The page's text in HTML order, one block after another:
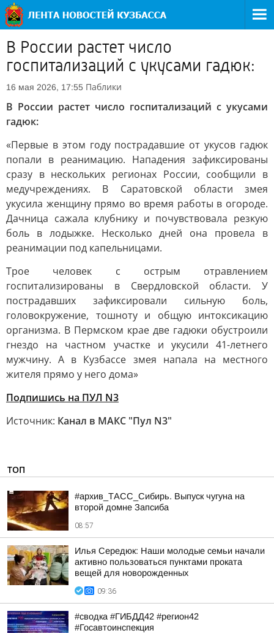
В России растет число
госпитализаций с укусами гадюк:
16 мая 2026, 17:55 Паблики
В России растет число госпитализаций с укусами
гадюк:
«Первые в этом году пострадавшие от укусов гадюк
попали в реанимацию. Нападения зафиксированы
сразу в нескольких регионах России, сообщили в
медучреждениях. В Саратовской области змея
укусила женщину прямо во время работы в огороде.
Дачница сажала клубнику и почувствовала резкую
боль в лодыжке. Несколько дней она провела в
реанимации под капельницами.
Трое человек с острым отравлением
госпитализированы в Свердловской области. У
пострадавших зафиксировали сильную боль,
головокружение, тошноту и общую интоксикацию
организма. В Пермском крае две гадюки обустроили
гнездо на частном участке и укусили 41-летнего
мужчину. А в Кузбассе змея напала на местного
жителя прямо у него дома»
Подпишись на ПУЛ N3
Источник: Канал в МАКС "Пул N3"
ТОП
#архив_ТАСС_Сибирь. Выпуск чугуна на
второй домне Запсиба
08:57
Илья Середюк: Наши молодые семьи начали
активно пользоваться пунктами проката
вещей для новорожденных
09:36
#сводка #ГИБДД42 #регион42
#Госавтоинспекция